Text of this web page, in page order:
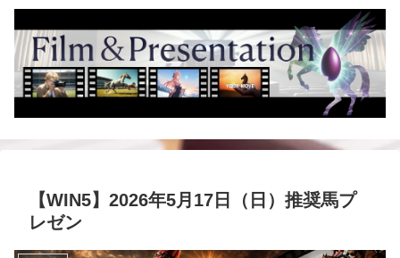
【WIN5】2026年5月17日（日）推奨馬プ
レゼン